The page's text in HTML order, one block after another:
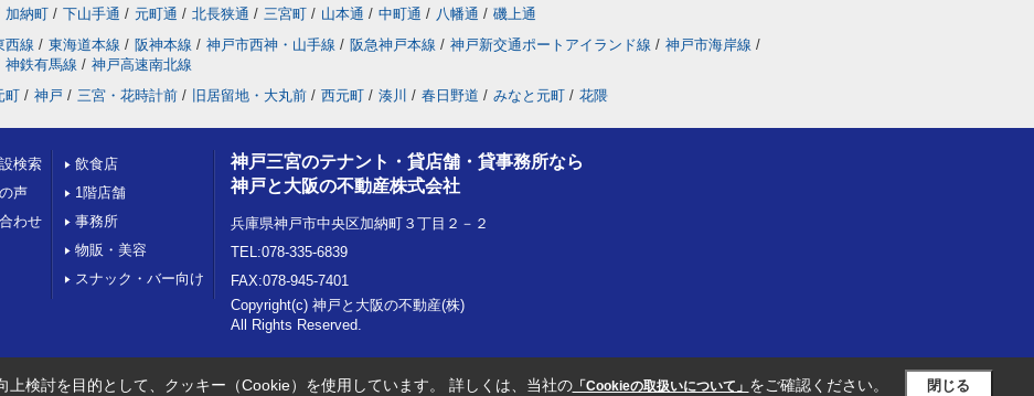
加納町 / 下山手通 / 元町通 / 北長狭通 / 三宮町 / 山本通 / 中町通 / 八幡通 / 磯上通
西線 / 東海道本線 / 阪神本線 / 神戸市西神・山手線 / 阪急神戸本線 / 神戸新交通ポートアイランド線 / 神戸市海岸線 /
神鉄有馬線 / 神戸高速南北線
町 / 神戸 / 三宮・花時計前 / 旧居留地・大丸前 / 西元町 / 湊川 / 春日野道 / みなと元町 / 花隈
検索
声
わせ
飲食店
1階店舗
事務所
物販・美容
スナック・バー向け
神戸三宮のテナント・貸店舗・貸事務所なら
神戸と大阪の不動産株式会社
兵庫県神戸市中央区加納町３丁目２－２
TEL:078-335-6839
FAX:078-945-7401
Copyright(c) 神戸と大阪の不動産(株)
All Rights Reserved.
検討を目的として、クッキー（Cookie）を使用しています。 詳しくは、当社の「Cookieの取扱いについて」 をご確認ください。 閉じる